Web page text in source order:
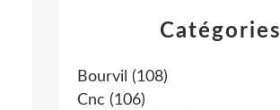
Catégories
Bourvil (108)
Cnc (106)